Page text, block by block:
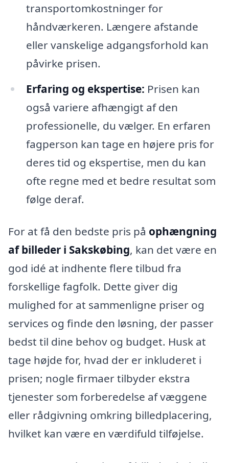
transportomkostninger for
håndværkeren. Længere afstande
eller vanskelige adgangsforhold kan
påvirke prisen.
Erfaring og ekspertise: Prisen kan
også variere afhængigt af den
professionelle, du vælger. En erfaren
fagperson kan tage en højere pris for
deres tid og ekspertise, men du kan
ofte regne med et bedre resultat som
følge deraf.
For at få den bedste pris på ophængning
af billeder i Sakskøbing, kan det være en
god idé at indhente flere tilbud fra
forskellige fagfolk. Dette giver dig
mulighed for at sammenligne priser og
services og finde den løsning, der passer
bedst til dine behov og budget. Husk at
tage højde for, hvad der er inkluderet i
prisen; nogle firmaer tilbyder ekstra
tjenester som forberedelse af væggene
eller rådgivning omkring billedplacering,
hvilket kan være en værdifuld tilføjelse.